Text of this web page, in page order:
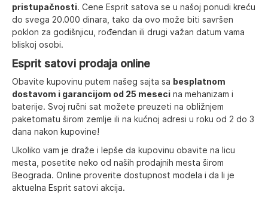
pristupačnosti. Cene Esprit satova se u našoj ponudi kreću
do svega 20.000 dinara, tako da ovo može biti savršen
poklon za godišnjicu, rođendan ili drugi važan datum vama
bliskoj osobi.
Esprit satovi prodaja online
Obavite kupovinu putem našeg sajta sa besplatnom
dostavom i garancijom od 25 meseci na mehanizam i
baterije. Svoj ručni sat možete preuzeti na obližnjem
paketomatu širom zemlje ili na kućnoj adresi u roku od 2 do 3
dana nakon kupovine!
Ukoliko vam je draže i lepše da kupovinu obavite na licu
mesta, posetite neko od naših prodajnih mesta širom
Beograda. Online proverite dostupnost modela i da li je
aktuelna Esprit satovi akcija.